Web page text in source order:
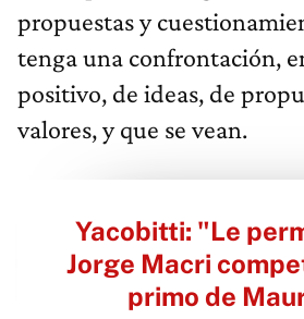
propuestas y
tenga una confrontación,
positivo, de ideas, de
valores, y que se vean.
Yacobitti: "Le
Jorge Macri
primo de